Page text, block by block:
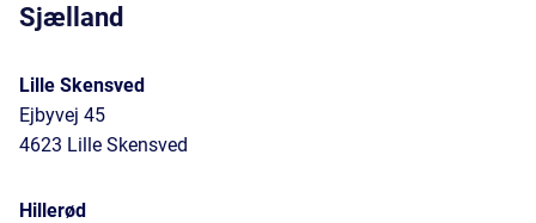
Sjælland
Lille Skensved
Ejbyvej 45
4623 Lille Skensved
Hillerød